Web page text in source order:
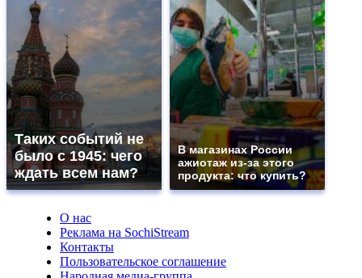
Таких событий не
было с 1945: чего
ждать всем нам?
В магазинах России
ажиотаж из-за этого
продукта: что купить?
О нас
Реклама на SochiStream
Контакты
Пользовательское соглашение